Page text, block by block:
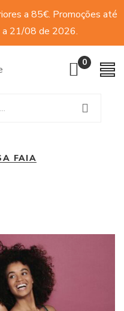
a 85€. Promoções até
21/08 de 2026.
0
FAIA